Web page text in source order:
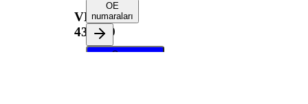
VKDS
435009
OE
numaraları
Onarım